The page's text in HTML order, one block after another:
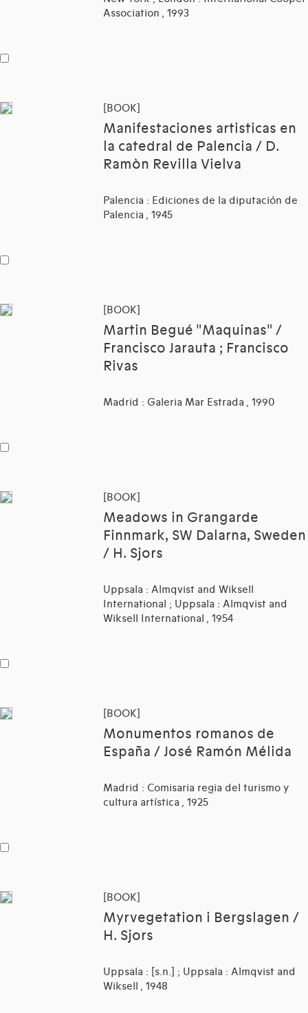
Association , 1993
[BOOK]
Manifestaciones artisticas en
la catedral de Palencia / D.
Ramòn Revilla Vielva
Palencia : Ediciones de la diputación de
Palencia , 1945
[BOOK]
Martin Begué "Maquinas" /
Francisco Jarauta ; Francisco
Rivas
Madrid : Galeria Mar Estrada , 1990
[BOOK]
Meadows in Grangarde
Finnmark, SW Dalarna, Sweden
/ H. Sjors
Uppsala : Almqvist and Wiksell
International ; Uppsala : Almqvist and
Wiksell International , 1954
[BOOK]
Monumentos romanos de
España / José Ramón Mélida
Madrid : Comisaria regia del turismo y
cultura artística , 1925
[BOOK]
Myrvegetation i Bergslagen /
H. Sjors
Uppsala : [s.n.] ; Uppsala : Almqvist and
Wiksell , 1948